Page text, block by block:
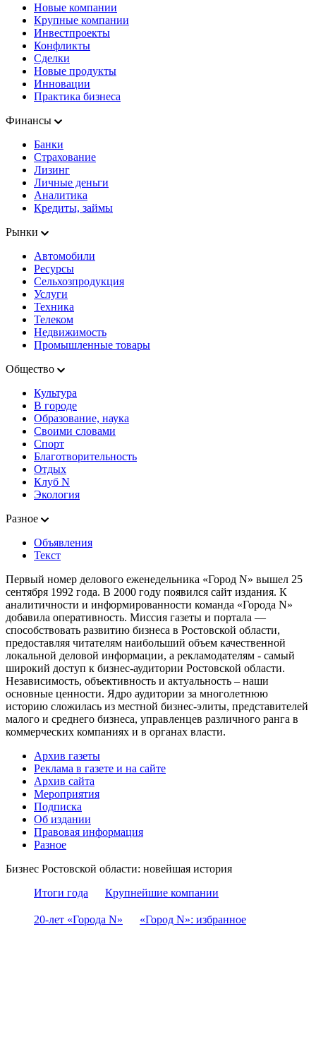
Новые компании
Крупные компании
Инвестпроекты
Конфликты
Сделки
Новые продукты
Инновации
Практика бизнеса
Финансы
Банки
Страхование
Лизинг
Личные деньги
Аналитика
Кредиты, займы
Рынки
Автомобили
Ресурсы
Сельхозпродукция
Услуги
Техника
Телеком
Недвижимость
Промышленные товары
Общество
Культура
В городе
Образование, наука
Своими словами
Спорт
Благотворительность
Отдых
Клуб N
Экология
Разное
Объявления
Текст
Первый номер делового еженедельника «Город N» вышел 25
сентября 1992 года. В 2000 году появился сайт издания. К
аналитичности и информированности команда «Города N»
добавила оперативность. Миссия газеты и портала —
способствовать развитию бизнеса в Ростовской области,
предоставляя читателям наибольший объем качественной
локальной деловой информации, а рекламодателям - самый
широкий доступ к бизнес-аудитории Ростовской области.
Независимость, объективность и актуальность – наши
основные ценности. Ядро аудитории за многолетнюю
историю сложилась из местной бизнес-элиты, представителей
малого и среднего бизнеса, управленцев различного ранга в
коммерческих компаниях и в органах власти.
Архив газеты
Реклама в газете и на сайте
Архив сайта
Мероприятия
Подписка
Об издании
Правовая информация
Разное
Бизнес Ростовской области: новейшая история
Итоги года
Крупнейшие компании
20-лет «Города N» «Город N»: избранное